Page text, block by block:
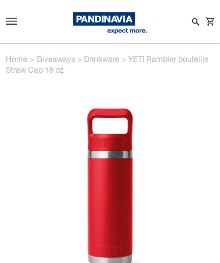
Home > Giveaways > Drinkware > YETI Rambler bouteille
Straw Cap 18 oz